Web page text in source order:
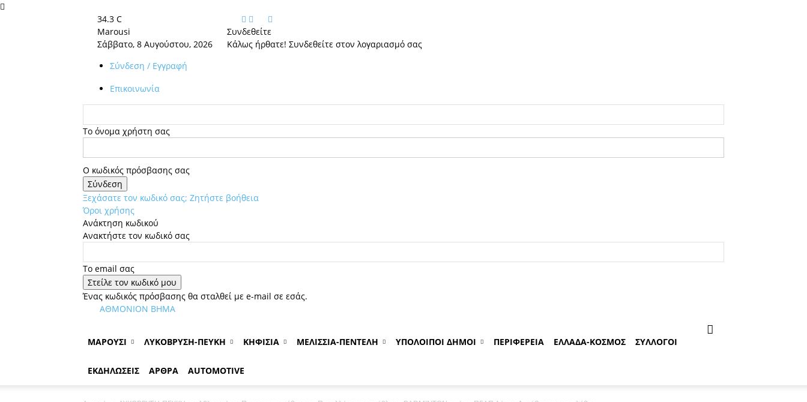
34.3 C
Marousi
Σάββατο, 8 Αυγούστου, 2026
Σύνδεση / Εγγραφή
Επικοινωνία
Συνδεθείτε
Κάλως ήρθατε! Συνδεθείτε στον λογαριασμό σας
Το όνομα χρήστη σας
Ο κωδικός πρόσβασης σας
Ξεχάσατε τον κωδικό σας; Ζητήστε βοήθεια
Όροι χρήσης
Ανάκτηση κωδικού
Ανακτήστε τον κωδικό σας
Tο email σας
Ένας κωδικός πρόσβασης θα σταλθεί με e-mail σε εσάς.
ΑΘΜΟΝΙΟΝ ΒΗΜΑ
ΜΑΡΟΥΣΙ ΛΥΚΟΒΡΥΣΗ-ΠΕΥΚΗ ΚΗΦΙΣΙΑ ΜΕΛΙΣΣΙΑ-ΠΕΝΤΕΛΗ ΥΠΟΛΟΙΠΟΙ ΔΗΜΟΙ ΠΕΡΙΦΕΡΕΙΑ ΕΛΛΑΔΑ-ΚΟΣΜΟΣ ΣΥΛΛΟΓΟΙ
ΕΚΔΗΛΩΣΕΙΣ ΑΡΘΡΑ AUTOMOTIVE